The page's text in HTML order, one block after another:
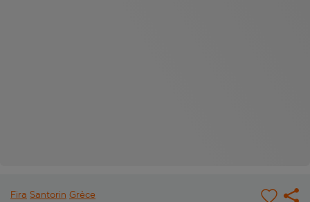
Fira Santorin Grèce